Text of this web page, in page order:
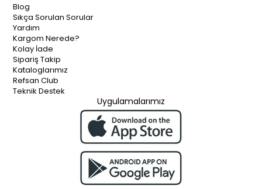
Blog
Sıkça Sorulan Sorular
Yardım
Kargom Nerede?
Kolay İade
Sipariş Takip
Kataloglarımız
Refsan Club
Teknik Destek
Uygulamalarımız